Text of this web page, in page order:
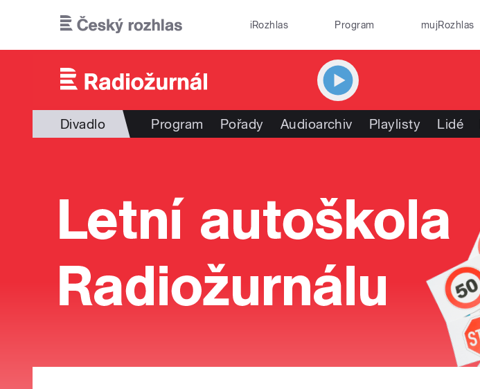
iRozhlas Program mujRozhlas
Divadlo Program Pořady Audioarchiv Playlisty Lidé